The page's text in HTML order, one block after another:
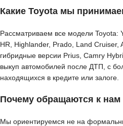
Какие Toyota мы
Рассматриваем все модели Toyota:
HR, Highlander, Prado, Land Cruiser,
гибридные версии Prius, Camry
выкуп автомобилей после ДТП, с
находящихся в кредите или залоге.
Почему обращаются к нам
Мы ориентируемся не на